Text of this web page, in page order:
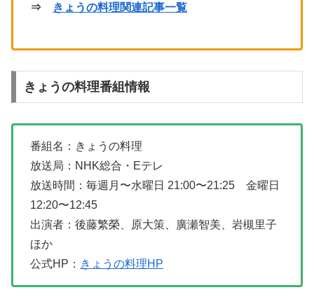
⇒ きょうの料理関連記事一覧
きょうの料理番組情報
番組名：きょうの料理
放送局：NHK総合・Eテレ
放送時間：毎週月〜水曜日 21:00〜21:25 金曜日
12:20〜12:45
出演者：後藤繁榮、原大策、廣瀬智美、岩槻里子
ほか
公式HP： きょうの料理HP